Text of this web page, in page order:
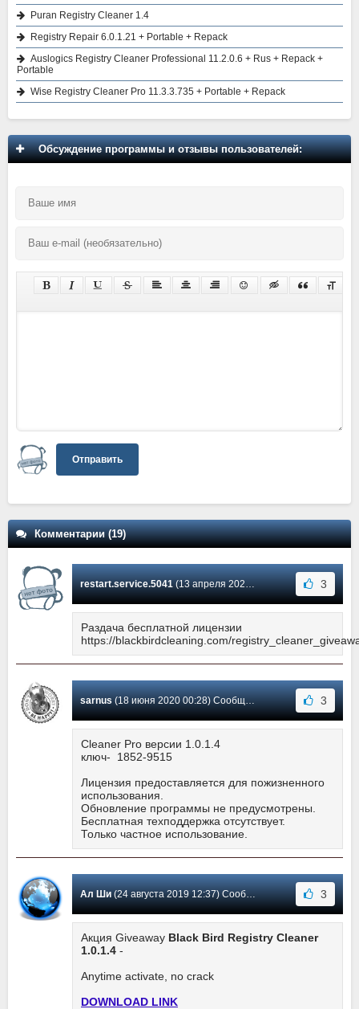
Puran Registry Cleaner 1.4
Registry Repair 6.0.1.21 + Portable + Repack
Auslogics Registry Cleaner Professional 11.2.0.6 + Rus + Repack +
Portable
Wise Registry Cleaner Pro 11.3.3.735 + Portable + Repack
Обсуждение программы и отзывы пользователей:
Отправить
Комментарии (19)
restart.service.5041(13 апреля 2023 05:42) Сообщение #19 3
Раздача бесплатной лицензии
https://blackbirdcleaning.com/
sarnus(18 июня 2020 00:28) Сообщение #18 3
Cleaner Pro версии 1.0.1.4
ключ- 1852-9515
Лицензия предоставляется для пожизненного
использования.
Обновление программы не предусмотрены.
Бесплатная техподдержка отсутствует.
Только частное использование.
Ал Ши(24 августа 2019 12:37) Сообщение #17 3
Акция Giveaway Black Bird Registry Cleaner
1.0.1.4 -
Anytime activate, no crack
DOWNLOAD LINK